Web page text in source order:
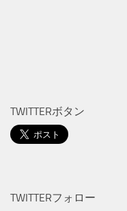
TWITTERボタン
TWITTERフォロー